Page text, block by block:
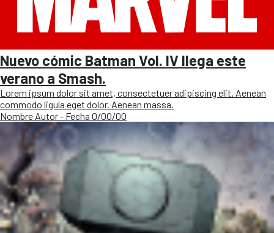
Nuevo cómic Batman Vol. IV llega este
verano a Smash.
Lorem ipsum dolor sit amet, consectetuer adipiscing elit. Aenean
commodo ligula eget dolor. Aenean massa.
Nombre Autor - Fecha 0/00/00